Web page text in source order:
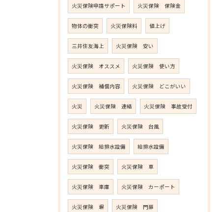
火災保険申請サポート 火災保険 保険金
物体の衝突 火災保険料 値上げ
三井住友海上 火災保険 安い
火災保険 オススメ 火災保険 使い方
火災保険 補償内容 火災保険 どこがいい
火災 火災保険 連絡 火災保険 事故受付
火災保険 更新 火災保険 台風
火災保険 給排水設備 給排水設備
火災保険 衝突 火災保険 車
火災保険 車庫 火災保険 カーポート
火災保険 塀 火災保険 門扉